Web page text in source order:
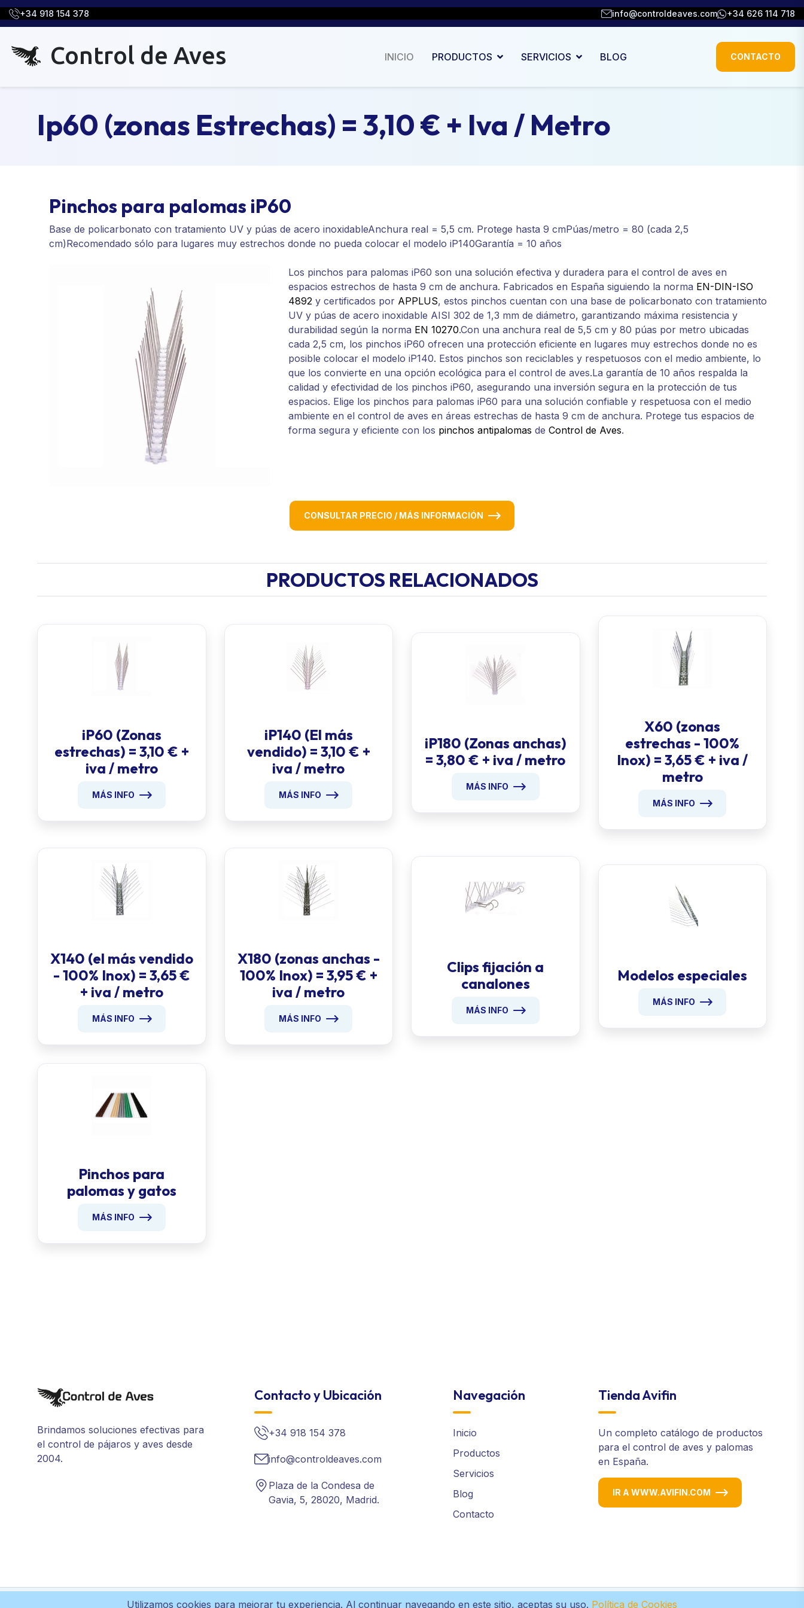
+34 918 154 378 info@controldeaves.com +34 626 114 718
Control de Aves INICIO PRODUCTOS SERVICIOS BLOG CONTACTO
Ip60 (zonas Estrechas) = 3,10 € + Iva / Metro
Pinchos para palomas iP60
Base de policarbonato con tratamiento UV y púas de acero inoxidableAnchura real = 5,5 cm. Protege hasta 9 cmPúas/metro = 80 (cada 2,5
cm)Recomendado sólo para lugares muy estrechos donde no pueda colocar el modelo iP140Garantía = 10 años
Los pinchos para palomas iP60 son una solución efectiva y duradera para el control de aves en
espacios estrechos de hasta 9 cm de anchura. Fabricados en España siguiendo la norma EN-DIN-ISO
4892 y certificados por APPLUS, estos pinchos cuentan con una base de policarbonato con tratamiento
UV y púas de acero inoxidable AISI 302 de 1,3 mm de diámetro, garantizando máxima resistencia y
durabilidad según la norma EN 10270.Con una anchura real de 5,5 cm y 80 púas por metro ubicadas
cada 2,5 cm, los pinchos iP60 ofrecen una protección eficiente en lugares muy estrechos donde no es
posible colocar el modelo iP140. Estos pinchos son reciclables y respetuosos con el medio ambiente, lo
que los convierte en una opción ecológica para el control de aves.La garantía de 10 años respalda la
calidad y efectividad de los pinchos iP60, asegurando una inversión segura en la protección de tus
espacios. Elige los pinchos para palomas iP60 para una solución confiable y respetuosa con el medio
ambiente en el control de aves en áreas estrechas de hasta 9 cm de anchura. Protege tus espacios de
forma segura y eficiente con los pinchos antipalomas de Control de Aves.
CONSULTAR PRECIO / MÁS INFORMACIÓN
PRODUCTOS RELACIONADOS
iP60 (Zonas
estrechas) = 3,10 € +
iva / metro
MÁS INFO
iP140 (El más
vendido) = 3,10 € +
iva / metro
MÁS INFO
iP180 (Zonas anchas)
= 3,80 € + iva / metro
MÁS INFO
X60 (zonas
estrechas - 100%
Inox) = 3,65 € + iva /
metro
MÁS INFO
X140 (el más vendido
- 100% Inox) = 3,65 €
+ iva / metro
MÁS INFO
X180 (zonas anchas -
100% Inox) = 3,95 € +
iva / metro
MÁS INFO
Clips fijación a
canalones
MÁS INFO
Modelos especiales
MÁS INFO
Pinchos para
palomas y gatos
MÁS INFO
Brindamos soluciones efectivas para
el control de pájaros y aves desde
2004.
Contacto y Ubicación
+34 918 154 378
info@controldeaves.com
Plaza de la Condesa de
Gavia, 5, 28020, Madrid.
Navegación
Inicio
Productos
Servicios
Blog
Contacto
Tienda Avifin
Un completo catálogo de productos
para el control de aves y palomas
en España.
IR A WWW.AVIFIN.COM
Utilizamos cookies para mejorar tu experiencia. Al continuar navegando en este sitio, aceptas su uso. Política de Cookies